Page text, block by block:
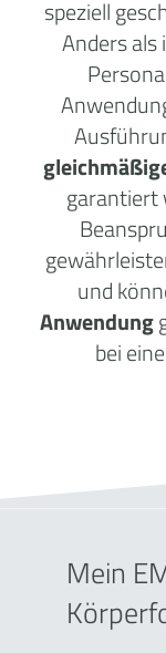
speziell
Anders
garantiert
und
Anwendung
bei
Mein